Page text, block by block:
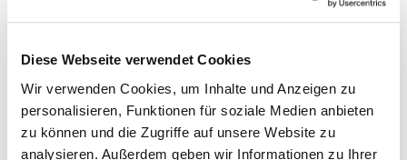
Diese Webseite verwendet Cookies
Wir verwenden Cookies, um Inhalte und Anzeigen zu
personalisieren, Funktionen für soziale Medien anbieten
zu können und die Zugriffe auf unsere Website zu
analysieren. Außerdem geben wir Informationen zu Ihrer